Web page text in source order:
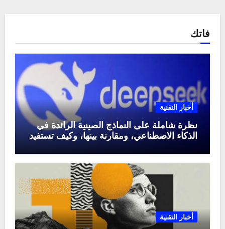
فاتك
أخبار التقنية
نظرة شاملة على النماذج الصينية الرائدة في
الذكاء الاصطناعي، ومقارنة بينها، وكيف تستفيد
أخبار التقنية